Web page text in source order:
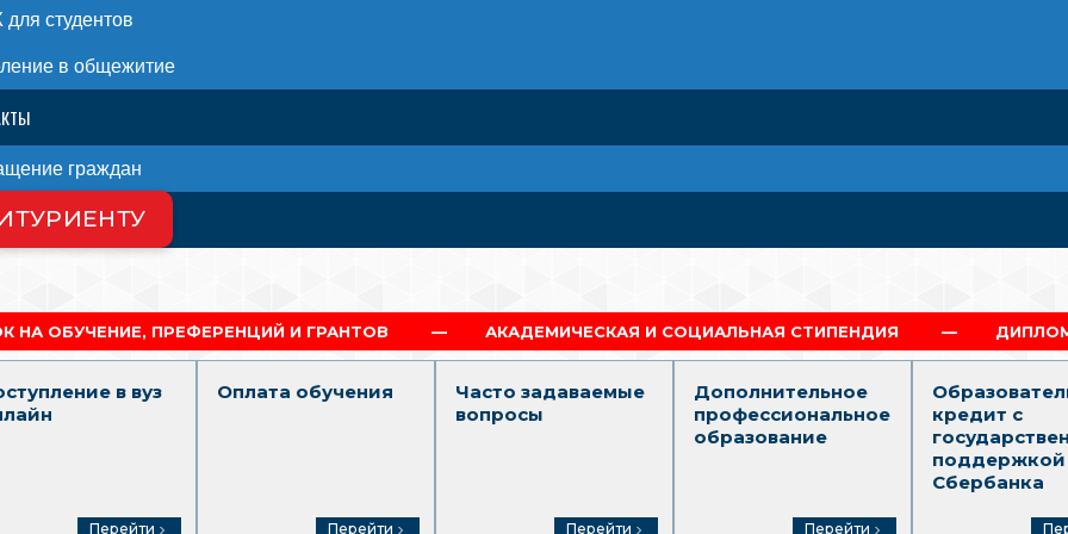
студентов
в общежитие
граждан
И ГРАНТОВ АКАДЕМИЧЕСКАЯ И СОЦИАЛЬНАЯ СТИПЕНДИЯ ДИПЛОМ Г.МОСКВА
в вуз
Перейти
Оплата обучения
Перейти
Часто задаваемые
вопросы
Перейти
Дополнительное
профессиональное
образование
Перейти
кредит с
поддержкой
Сбербанка